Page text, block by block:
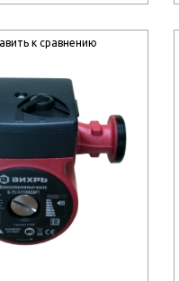
к сравнению